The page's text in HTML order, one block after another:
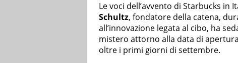
Le voci dell’avvento di Starbucks in
Schultz, fondatore della catena,
all’innovazione legata al cibo, ha
mistero attorno alla data di
oltre i primi giorni di settembre.